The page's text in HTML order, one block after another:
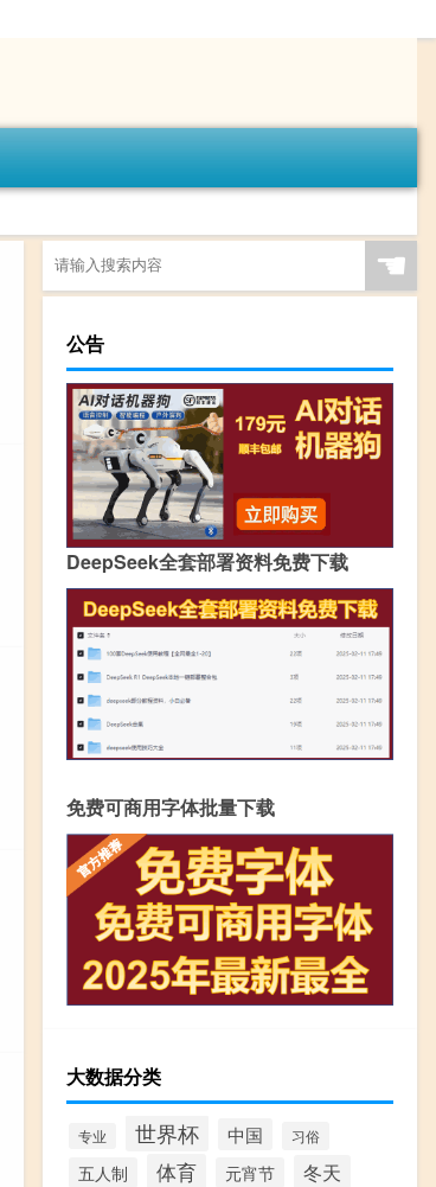
☚
公告
DeepSeek全套部署资料免费下载
免费可商用字体批量下载
大数据分类
专业 世界杯 中国 习俗
五人制 体育 元宵节 冬天